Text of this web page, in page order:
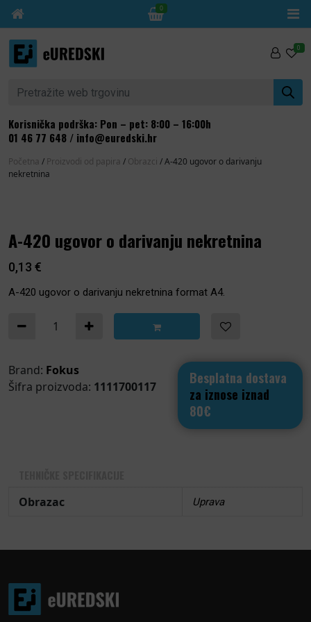
0
0
Pretraži:
Korisnička podrška: Pon – pet: 8:00 – 16:00h
01 46 77 648 / info@euredski.hr
Početna / Proizvodi od papira / Obrazci / A-420 ugovor o darivanju
nekretnina
A-420 ugovor o darivanju nekretnina
0,13 €
A-420 ugovor o darivanju nekretnina format A4.
A-420 ugovor o darivanju nekretnina količina
Brand: Fokus
Šifra proizvoda: 1111700117
Besplatna dostava
za iznose iznad
80€
Obrazac
Uprava